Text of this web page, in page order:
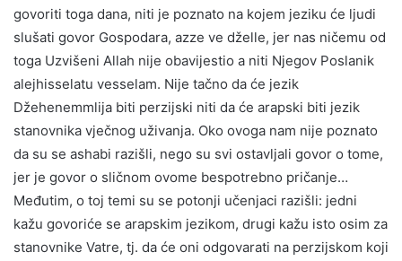
govoriti toga dana, niti je poznato na kojem jeziku će ljudi
slušati govor Gospodara, azze ve dželle, jer nas ničemu od
toga Uzvišeni Allah nije obavijestio a niti Njegov Poslanik
alejhisselatu vesselam. Nije tačno da će jezik
Džehenemmlija biti perzijski niti da će arapski biti jezik
stanovnika vječnog uživanja. Oko ovoga nam nije poznato
da su se ashabi razišli, nego su svi ostavljali govor o tome,
jer je govor o sličnom ovome bespotrebno pričanje…
Međutim, o toj temi su se potonji učenjaci razišli: jedni
kažu govoriće se arapskim jezikom, drugi kažu isto osim za
stanovnike Vatre, tj. da će oni odgovarati na perzijskom koji